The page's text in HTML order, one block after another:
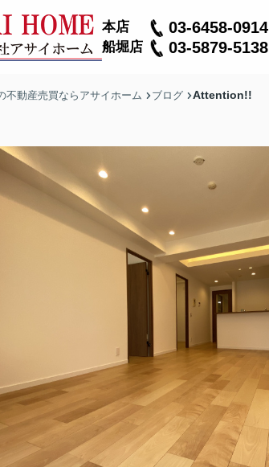
本店 03-6458-0914
船堀店 03-5879-5138
不動産売買ならアサイホーム ブログ Attention!!